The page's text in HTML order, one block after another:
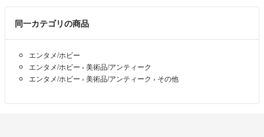
同一カテゴリの商品
エンタメ/ホビー
エンタメ/ホビー › 美術品/アンティーク
エンタメ/ホビー › 美術品/アンティーク › その他